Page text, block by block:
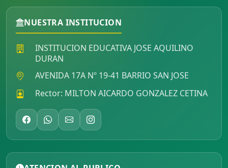
NUESTRA INSTITUCION
INSTITUCION EDUCATIVA JOSE AQUILINO
DURAN
AVENIDA 17A Nº 19-41 BARRIO SAN JOSE
Rector: MILTON AICARDO GONZALEZ CETINA